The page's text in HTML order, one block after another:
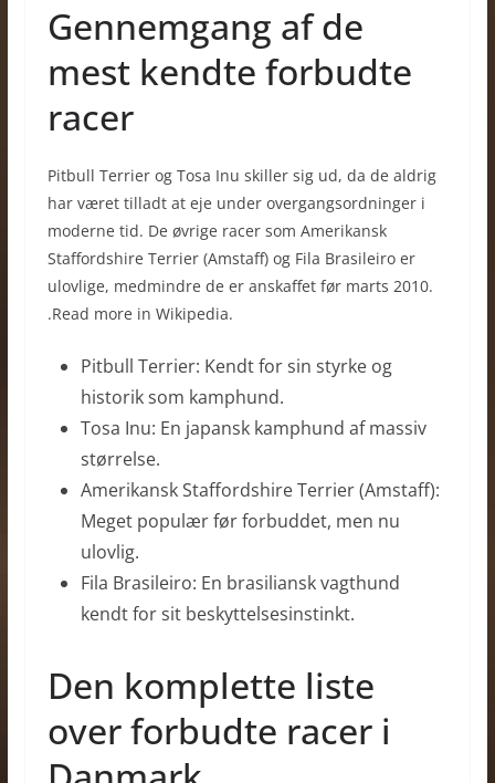
Gennemgang af de
mest kendte forbudte
racer
Pitbull Terrier og Tosa Inu skiller sig ud, da de aldrig
har været tilladt at eje under overgangsordninger i
moderne tid. De øvrige racer som Amerikansk
Staffordshire Terrier (Amstaff) og Fila Brasileiro er
ulovlige, medmindre de er anskaffet før marts 2010.
.Read more in Wikipedia.
Pitbull Terrier: Kendt for sin styrke og
historik som kamphund.
Tosa Inu: En japansk kamphund af massiv
størrelse.
Amerikansk Staffordshire Terrier (Amstaff):
Meget populær før forbuddet, men nu
ulovlig.
Fila Brasileiro: En brasiliansk vagthund
kendt for sit beskyttelsesinstinkt.
Den komplette liste
over forbudte racer i